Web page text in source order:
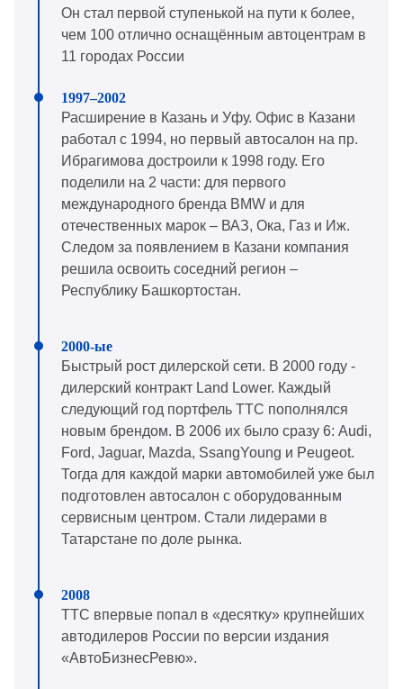
Он стал первой ступенькой на пути к более,
чем 100 отлично оснащённым автоцентрам в
11 городах России
Расширение в Казань и Уфу. Офис в Казани
работал с 1994, но первый автосалон на пр.
Ибрагимова достроили к 1998 году. Его
поделили на 2 части: для первого
международного бренда BMW и для
отечественных марок – ВАЗ, Ока, Газ и Иж.
Следом за появлением в Казани компания
решила освоить соседний регион –
Республику Башкортостан.
Быстрый рост дилерской сети. В 2000 году -
дилерский контракт Land Lower. Каждый
следующий год портфель ТТС пополнялся
новым брендом. В 2006 их было сразу 6: Audi,
Ford, Jaguar, Mazda, SsangYoung и Peugeot.
Тогда для каждой марки автомобилей уже был
подготовлен автосалон с оборудованным
сервисным центром. Стали лидерами в
Татарстане по доле рынка.
ТТС впервые попал в «десятку» крупнейших
автодилеров России по версии издания
«АвтоБизнесРевю».